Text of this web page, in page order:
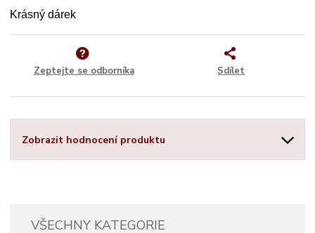
Krásný dárek
Zeptejte se odborníka Sdílet
Zobrazit hodnocení produktu
VŠECHNY KATEGORIE